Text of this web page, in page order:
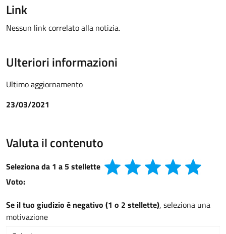
Link
Nessun link correlato alla notizia.
Ulteriori informazioni
Ultimo aggiornamento
23/03/2021
Valuta il contenuto
Seleziona da 1 a 5 stellette
Voto:
Se il tuo giudizio è negativo (1 o 2 stellette), seleziona una
motivazione